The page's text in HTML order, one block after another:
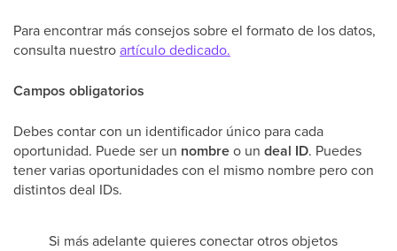
Para encontrar más consejos sobre el formato de los datos,
consulta nuestroartículo dedicado.
Campos obligatorios
Debes contar con un identificador único para cada
oportunidad. Puede ser un nombreo un deal ID. Puedes
tener varias oportunidades con el mismo nombre pero con
distintos deal IDs.
Si más adelante quieres conectar otros objetos